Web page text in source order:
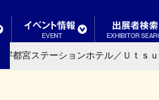
宇都宮ステーションホテル／Ｕｔ